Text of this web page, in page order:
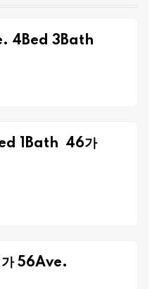
4Bed 3Bath
1Bath 46가
가 56Ave.